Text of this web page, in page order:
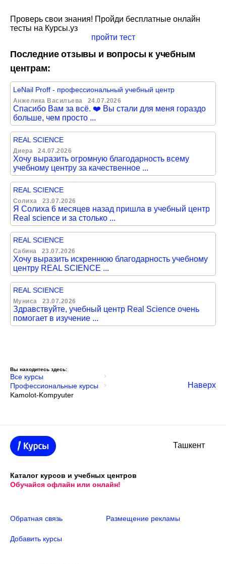
Проверь свои знания! Пройди бесплатные онлайн
тесты на Курсы.уз
пройти тест
Последние отзывы и вопросы к учебным
центрам:
LeNail Proff - профессиональный учебный центр
Анжелика Васильева 24.07.2026
Спасибо Вам за всё. ❤️ Вы стали для меня гораздо
больше, чем просто ...
REAL SCIENCE
Диера 24.07.2026
Хочу выразить огромную благодарность всему
учебному центру за качественное ...
REAL SCIENCE
Солиха 23.07.2026
Я Солиха 6 месяцев назад пришла в учебный центр
Real science и за столько ...
REAL SCIENCE
Сабина 23.07.2026
Хочу выразить искреннюю благодарность учебному
центру REAL SCIENCE ...
REAL SCIENCE
Муниса 23.07.2026
Здравствуйте, учебный центр Real Science очень
помогает в изучение ...
Вы находитесь здесь:
Все курсы
Профессиональные курсы
Kamolot-Kompyuter
Наверх
Ташкент
Каталог курсов и учебных центров
Обучайся офлайн или онлайн!
Обратная связь Размещение рекламы
Добавить курсы